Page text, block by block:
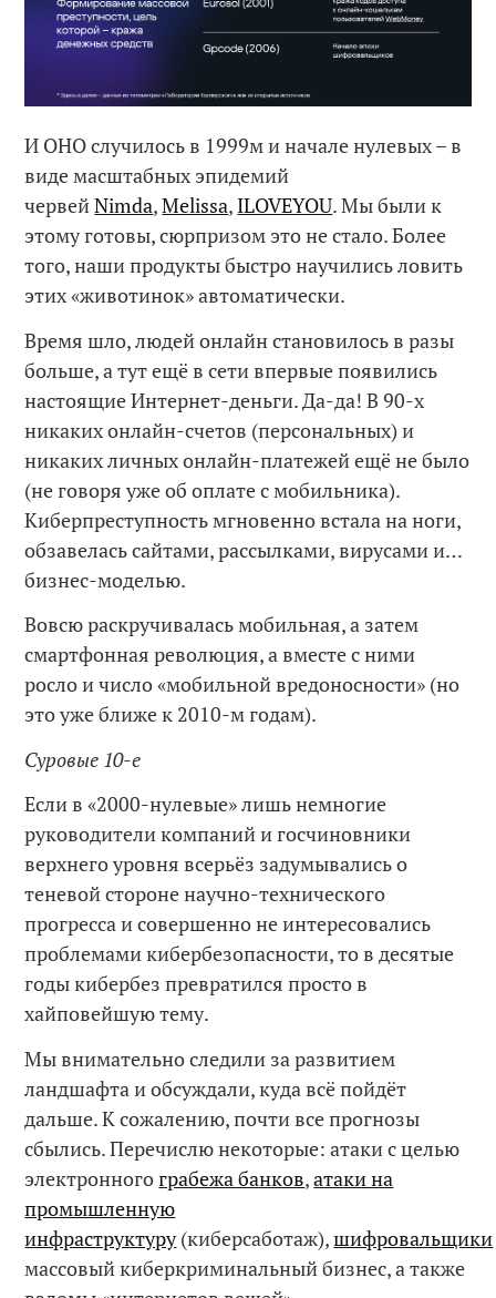
И ОНО случилось в 1999м и начале нулевых – в
виде масштабных эпидемий
червейNimda,Melissa, ILOVEYOU. Мы были к
этому готовы, сюрпризом это не стало. Более
того, наши продукты быстро научились ловить
этих «животинок» автоматически.
Время шло, людей онлайн становилось в разы
больше, а тут ещё в сети впервые появились
настоящие Интернет-деньги. Да-да! В 90-х
никаких онлайн-счетов (персональных) и
никаких личных онлайн-платежей ещё не было
(не говоря уже об оплате с мобильника).
Киберпреступность мгновенно встала на ноги,
обзавелась сайтами, рассылками, вирусами и…
бизнес-моделью.
Вовсю раскручивалась мобильная, а затем
смартфонная революция, а вместе с ними
росло и число «мобильной вредоносности» (но
это уже ближе к 2010-м годам).
Суровые 10-е
Если в «2000-нулевые» лишь немногие
руководители компаний и госчиновники
верхнего уровня всерьёз задумывались о
теневой стороне научно-технического
прогресса и совершенно не интересовались
проблемами кибербезопасности, то в десятые
годы кибербез превратился просто в
хайповейшую тему.
Мы внимательно следили за развитием
ландшафта и обсуждали, куда всё пойдёт
дальше. К сожалению, почти все прогнозы
сбылись. Перечислю некоторые: атаки с целью
электронногограбежа банков,атаки на
промышленную
инфраструктуру(киберсаботаж),шифровальщики
массовый киберкриминальный бизнес, а также